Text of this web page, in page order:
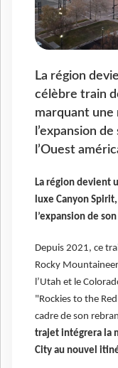
La région
célèbre train
marquant une
l’expansion
l’Ouest
La région devient
luxe Canyon
l’expansion de
Depuis 2021, ce
Rocky
l’Utah et le
"Rockies to the
cadre de son
trajet intégrera la
City au nouvel